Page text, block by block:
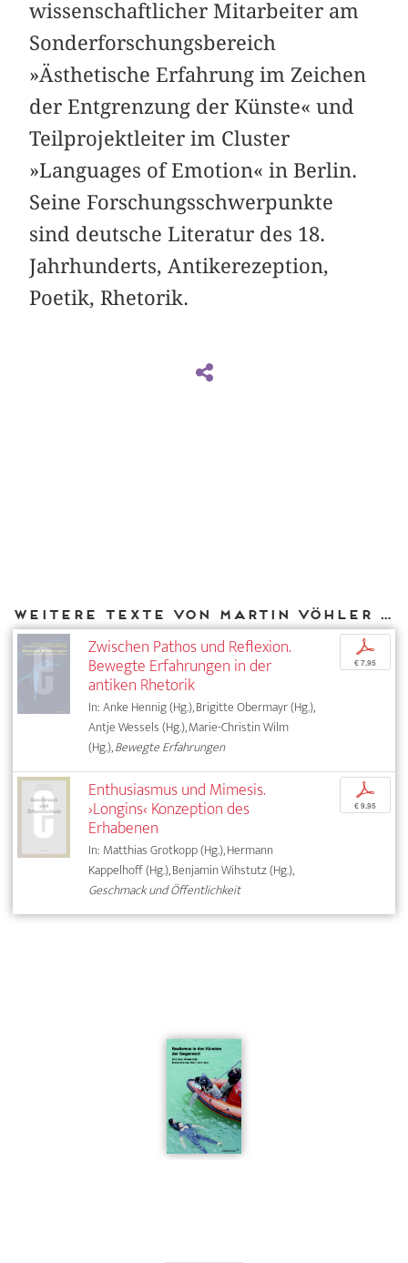
wissenschaftlicher Mitarbeiter am
Sonderforschungsbereich
»Ästhetische Erfahrung im Zeichen
der Entgrenzung der Künste« und
Teilprojektleiter im Cluster
»Languages of Emotion« in Berlin.
Seine Forschungsschwerpunkte
sind deutsche Literatur des 18.
Jahrhunderts, Antikerezeption,
Poetik, Rhetorik.
Weitere Texte von Martin Vöhler bei DIAPHANES
Zwischen Pathos und Reflexion.
Bewegte Erfahrungen in der
antiken Rhetorik
In: Anke Hennig (Hg.), Brigitte Obermayr (Hg.),
Antje Wessels (Hg.), Marie-Christin Wilm
(Hg.),Bewegte Erfahrungen
p
€ 7,95
Enthusiasmus und Mimesis.
›Longins‹ Konzeption des
Erhabenen
In: Matthias Grotkopp (Hg.), Hermann
Kappelhoff (Hg.), Benjamin Wihstutz (Hg.),
Geschmack und Öffentlichkeit
p
€ 9,95